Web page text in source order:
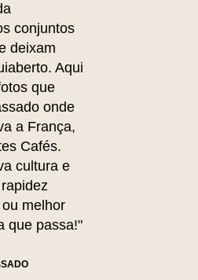
conjuntos
deixam
Aqui
que
onde
a França,
Cafés.
cultura e
melhor
que passa!"